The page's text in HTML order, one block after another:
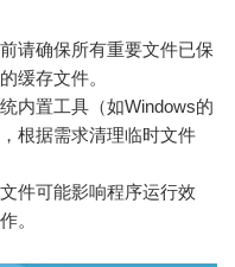
请确保所有重要文件已保
缓存文件。
统内置工具（如Windows的
根据需求清理临时文件
件可能影响程序运行效
。